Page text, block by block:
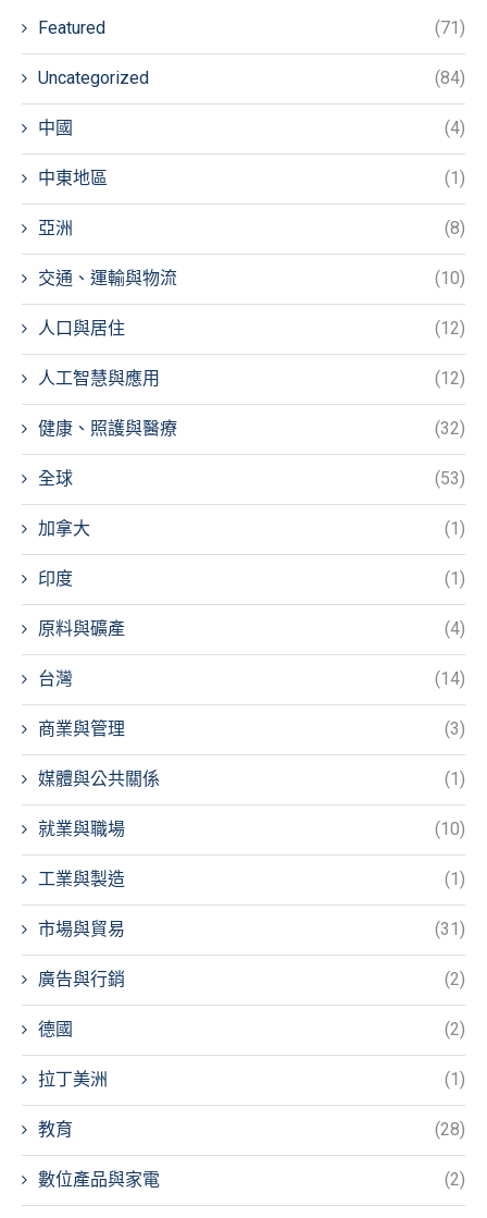
Featured (71)
Uncategorized (84)
中國 (4)
中東地區 (1)
亞洲 (8)
交通、運輸與物流 (10)
人口與居住 (12)
人工智慧與應用 (12)
健康、照護與醫療 (32)
全球 (53)
加拿大 (1)
印度 (1)
原料與礦產 (4)
台灣 (14)
商業與管理 (3)
媒體與公共關係 (1)
就業與職場 (10)
工業與製造 (1)
市場與貿易 (31)
廣告與行銷 (2)
德國 (2)
拉丁美洲 (1)
教育 (28)
數位產品與家電 (2)